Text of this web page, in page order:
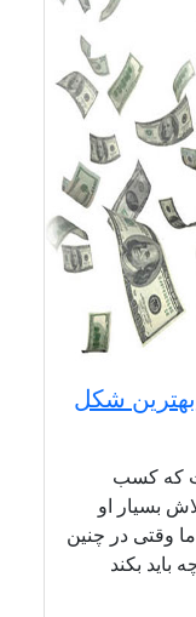
شکل
که کسب
بسیار او
وقتی در چنین
باید بکند